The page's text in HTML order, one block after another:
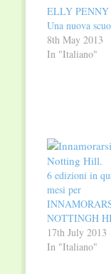
ELLY
Una nuova
8th May 2013
In "Italiano"
6 edizioni in
mesi per
NOTTINGH
17th July 2013
In "Italiano"